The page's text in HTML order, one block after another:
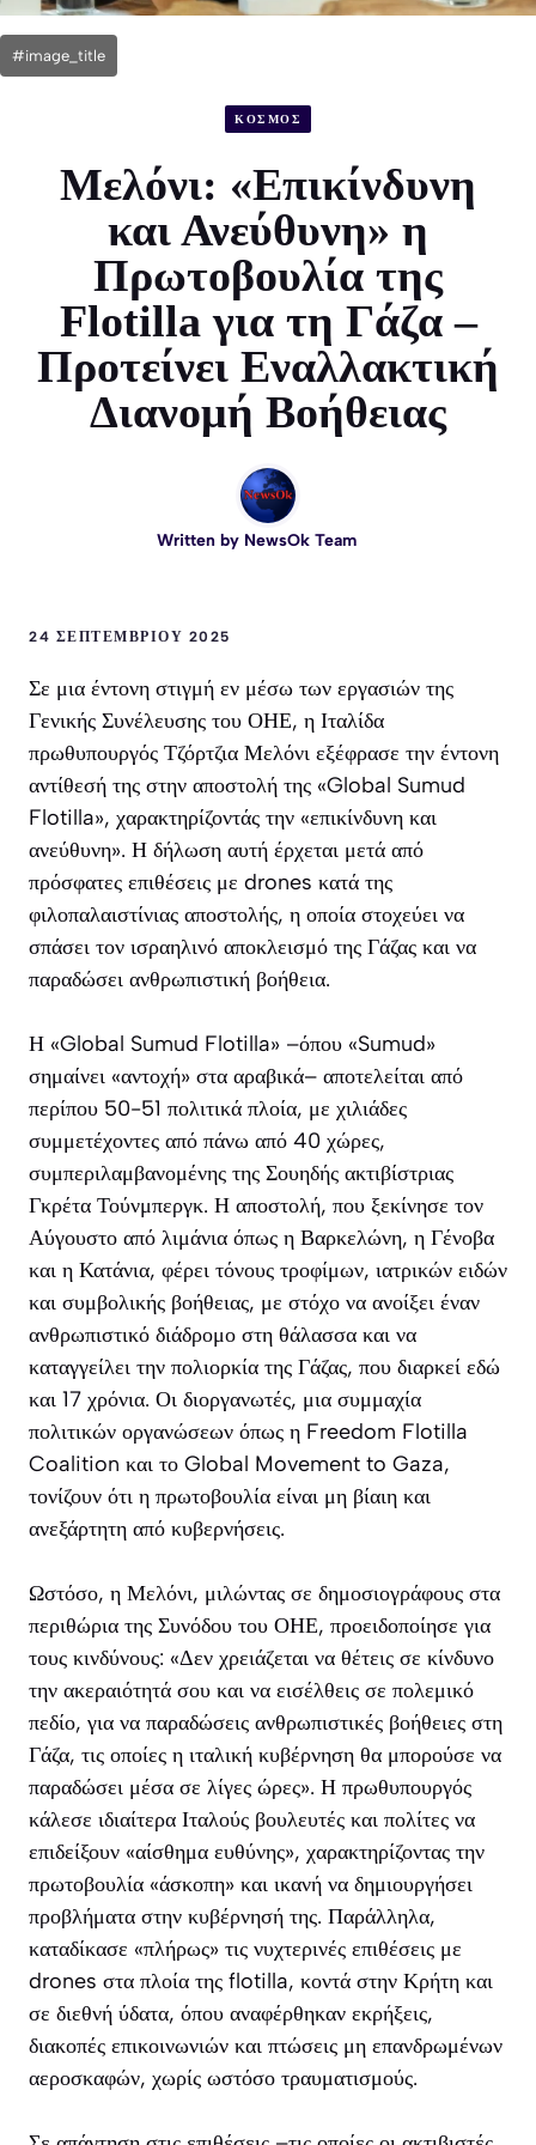
#image_title
ΚΟΣΜΟΣ
Μελόνι: «Επικίνδυνη
και Ανεύθυνη» η
Πρωτοβουλία της
Flotilla για τη Γάζα –
Προτείνει Εναλλακτική
Διανομή Βοήθειας
Written by NewsOk Team
24 ΣΕΠΤΕΜΒΡΊΟΥ 2025
Σε μια έντονη στιγμή εν μέσω των εργασιών της
Γενικής Συνέλευσης του ΟΗΕ, η Ιταλίδα
πρωθυπουργός Τζόρτζια Μελόνι εξέφρασε την έντονη
αντίθεσή της στην αποστολή της «Global Sumud
Flotilla», χαρακτηρίζοντάς την «επικίνδυνη και
ανεύθυνη». Η δήλωση αυτή έρχεται μετά από
πρόσφατες επιθέσεις με drones κατά της
φιλοπαλαιστίνιας αποστολής, η οποία στοχεύει να
σπάσει τον ισραηλινό αποκλεισμό της Γάζας και να
παραδώσει ανθρωπιστική βοήθεια.
Η «Global Sumud Flotilla» –όπου «Sumud»
σημαίνει «αντοχή» στα αραβικά– αποτελείται από
περίπου 50-51 πολιτικά πλοία, με χιλιάδες
συμμετέχοντες από πάνω από 40 χώρες,
συμπεριλαμβανομένης της Σουηδής ακτιβίστριας
Γκρέτα Τούνμπεργκ. Η αποστολή, που ξεκίνησε τον
Αύγουστο από λιμάνια όπως η Βαρκελώνη, η Γένοβα
και η Κατάνια, φέρει τόνους τροφίμων, ιατρικών ειδών
και συμβολικής βοήθειας, με στόχο να ανοίξει έναν
ανθρωπιστικό διάδρομο στη θάλασσα και να
καταγγείλει την πολιορκία της Γάζας, που διαρκεί εδώ
και 17 χρόνια. Οι διοργανωτές, μια συμμαχία
πολιτικών οργανώσεων όπως η Freedom Flotilla
Coalition και το Global Movement to Gaza,
τονίζουν ότι η πρωτοβουλία είναι μη βίαιη και
ανεξάρτητη από κυβερνήσεις.
Ωστόσο, η Μελόνι, μιλώντας σε δημοσιογράφους στα
περιθώρια της Συνόδου του ΟΗΕ, προειδοποίησε για
τους κινδύνους: «Δεν χρειάζεται να θέτεις σε κίνδυνο
την ακεραιότητά σου και να εισέλθεις σε πολεμικό
πεδίο, για να παραδώσεις ανθρωπιστικές βοήθειες στη
Γάζα, τις οποίες η ιταλική κυβέρνηση θα μπορούσε να
παραδώσει μέσα σε λίγες ώρες». Η πρωθυπουργός
κάλεσε ιδιαίτερα Ιταλούς βουλευτές και πολίτες να
επιδείξουν «αίσθημα ευθύνης», χαρακτηρίζοντας την
πρωτοβουλία «άσκοπη» και ικανή να δημιουργήσει
προβλήματα στην κυβέρνησή της. Παράλληλα,
καταδίκασε «πλήρως» τις νυχτερινές επιθέσεις με
drones στα πλοία της flotilla, κοντά στην Κρήτη και
σε διεθνή ύδατα, όπου αναφέρθηκαν εκρήξεις,
διακοπές επικοινωνιών και πτώσεις μη επανδρωμένων
αεροσκαφών, χωρίς ωστόσο τραυματισμούς.